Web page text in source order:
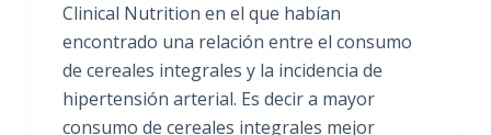
Clinical Nutrition en el que habían
encontrado una relación entre el consumo
de cereales integrales y la incidencia de
hipertensión arterial. Es decir a mayor
consumo de cereales integrales mejor